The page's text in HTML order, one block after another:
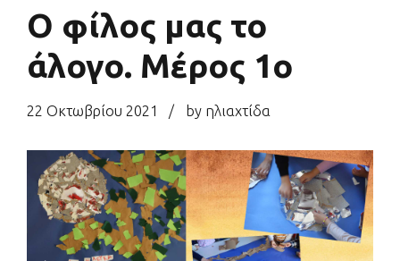
Ο φίλος μας το
άλογο. Μέρος 1ο
22 Οκτωβρίου 2021 by ηλιαχτίδα